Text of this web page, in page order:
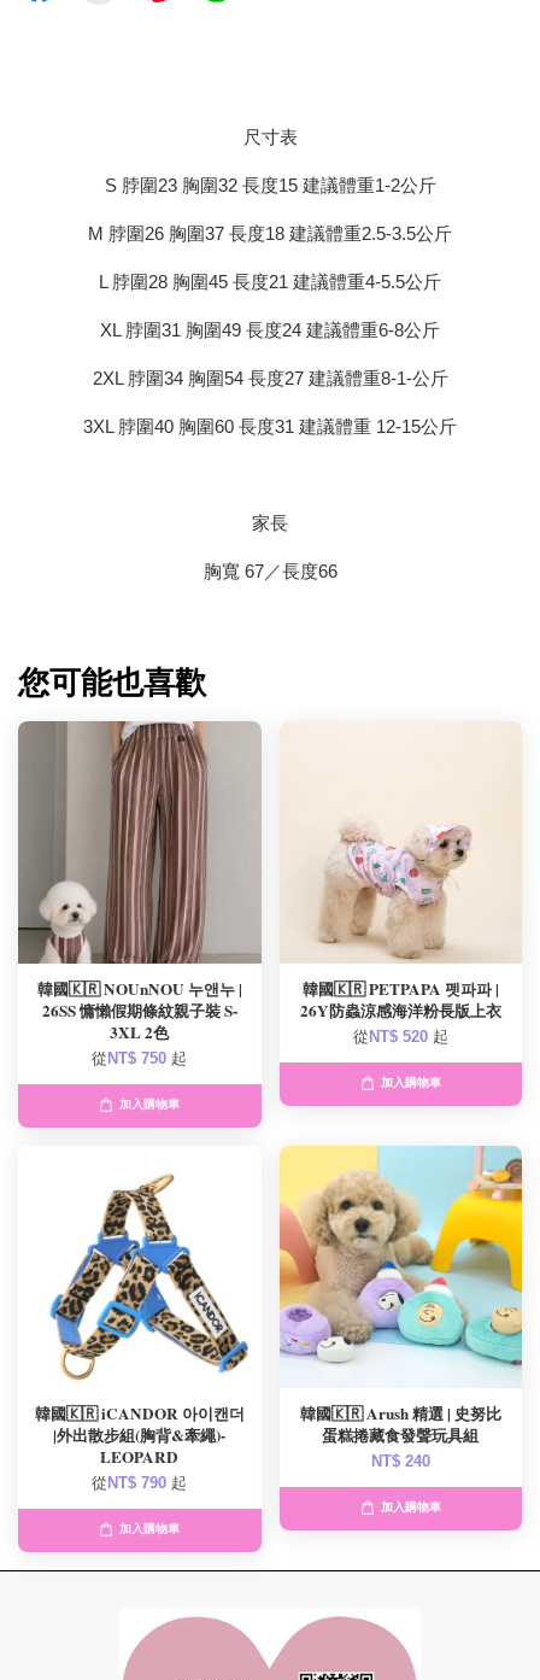
尺寸表
S 脖圍23 胸圍32 長度15 建議體重1-2公斤
M 脖圍26 胸圍37 長度18 建議體重2.5-3.5公斤
L 脖圍28 胸圍45 長度21 建議體重4-5.5公斤
XL 脖圍31 胸圍49 長度24 建議體重6-8公斤
2XL 脖圍34 胸圍54 長度27 建議體重8-1-公斤
3XL 脖圍40 胸圍60 長度31 建議體重 12-15公斤
家長
胸寬 67／長度66
您可能也喜歡
韓國🇰🇷 NOUnNOU 누앤누 |
26SS 慵懶假期條紋親子裝 S-
3XL 2色
從 NT$ 750 起
加入購物車
韓國🇰🇷 PETPAPA 펫파파 |
26Y防蟲涼感海洋粉長版上衣
從 NT$ 520 起
加入購物車
韓國🇰🇷 iCANDOR 아이캔더
|外出散步組(胸背&牽繩)-
LEOPARD
從 NT$ 790 起
加入購物車
韓國🇰🇷 Arush 精選 | 史努比
蛋糕捲藏食發聲玩具組
NT$ 240
加入購物車